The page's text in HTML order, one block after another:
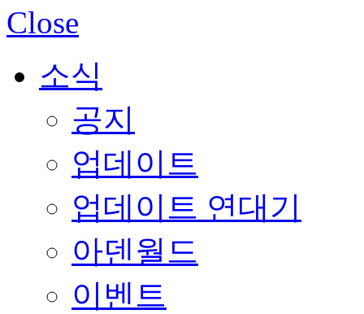
Close
소식
공지
업데이트
업데이트 연대기
아덴월드
이벤트